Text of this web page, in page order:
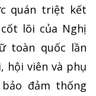
quán triệt kết
lõi của Nghị
toàn quốc lần
hội viên và phụ
đảm thống